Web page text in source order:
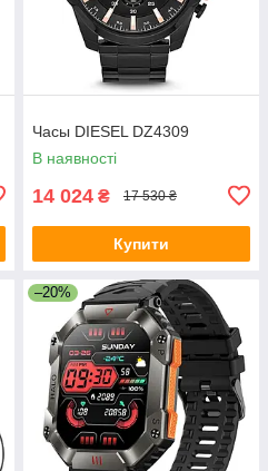
Часы DIESEL DZ4309
В наявності
14 024 ₴ 17 530 ₴
Купити
–20%